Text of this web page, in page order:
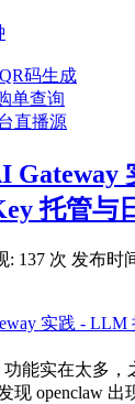
码生成
单查询
直播源
Gateway
托管与
: 137 次 发布时
功能实在太多
现 openclaw